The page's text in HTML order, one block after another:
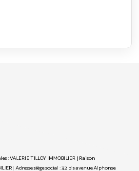
: VALERIE TILLOY IMMOBILIER | Raison
| Adresse siège social : 32 bis avenue Alphonse